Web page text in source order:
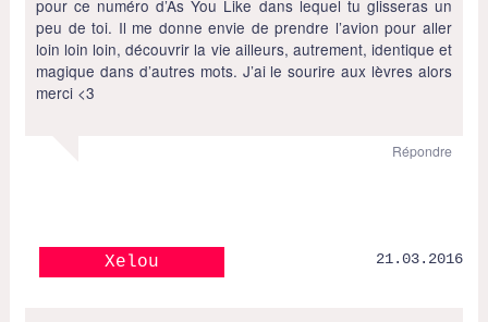
pour ce numéro d’As You Like dans lequel tu glisseras un
peu de toi. Il me donne envie de prendre l’avion pour aller
loin loin loin, découvrir la vie ailleurs, autrement, identique et
magique dans d’autres mots. J’ai le sourire aux lèvres alors
merci <3
Répondre
Xelou 21.03.2016